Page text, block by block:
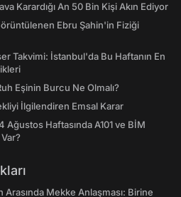
Karardığı An 50 Bin Kişi Akın Ediyor
Ebru Şahin'in Fiziği
Takvimi: İstanbul'da Bu Haftanın En
Eşinin Burcu Ne Olmalı?
İlgilendiren Emsal Karar
Ağustos Haftasında A101 ve BİM
Mekke Anlaşması: Birine